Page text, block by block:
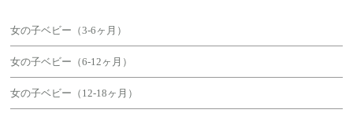
女の子ベビー（3-6ヶ月）
女の子ベビー（6-12ヶ月）
女の子ベビー（12-18ヶ月）